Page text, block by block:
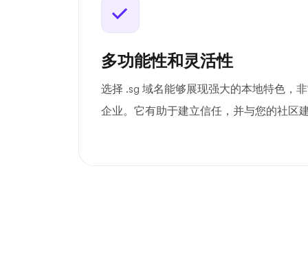
多功能性和灵活性
选择 .sg 域名能够展现强大的本地特色，
企业。它有助于建立信任，并与您的社区